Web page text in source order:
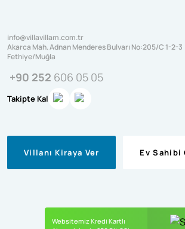
info@villavillam.com.tr
Akarca Mah. Adnan Menderes Bulvarı No:205/C 1-2-3
Fethiye/Muğla
+90 252 606 05 05
Takipte Kal
Villanı Kiraya Ver Ev Sahibi
Websitemiz Kredi Kartlı